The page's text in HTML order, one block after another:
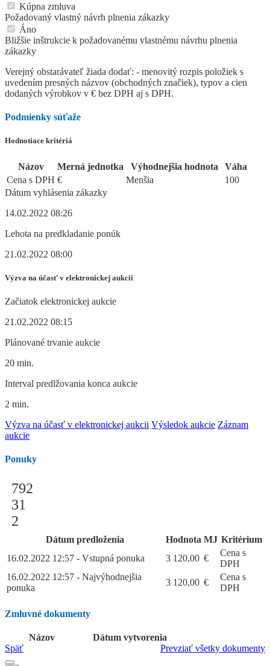
Kúpna zmluva
Požadovaný vlastný návrh plnenia zákazky
Áno
Bližšie inštrukcie k požadovanému vlastnému návrhu plnenia
zákazky
Verejný obstarávateľ žiada dodať: - menovitý rozpis položiek s
uvedením presných názvov (obchodných značiek), typov a cien
dodaných výrobkov v € bez DPH aj s DPH.
Podmienky súťaže
Hodnotiace kritériá
Názov Merná jednotka Výhodnejšia hodnota
Váha
Cena s DPH € Menšia
100
Dátum vyhlásenia zákazky
14.02.2022 08:26
Lehota na predkladanie ponúk
21.02.2022 08:00
Výzva na účasť v elektronickej aukcii
Začiatok elektronickej aukcie
21.02.2022 08:15
Plánované trvanie aukcie
20 min.
Interval predlžovania konca aukcie
2 min.
Výzva na účasť v elektronickej aukcii Výsledok aukcie Záznam
aukcie
Ponuky
792
31
2
Dátum predloženia Hodnota MJ Kritérium
16.02.2022 12:57 - Vstupná ponuka
3 120,00 €
Cena s
DPH
16.02.2022 12:57 - Najvýhodnejšia
ponuka
3 120,00 €
Cena s
DPH
Zmluvné dokumenty
Názov
Dátum vytvorenia
Prevziať všetky dokumenty
Späť